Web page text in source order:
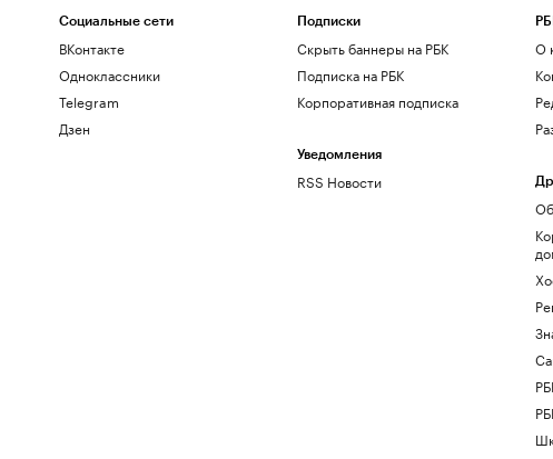
Социальные сети
ВКонтакте
Одноклассники
Telegram
Дзен
Подписки
Скрыть баннеры на РБК
Подписка на РБК
Корпоративная подписка
Уведомления
RSS Новости
О